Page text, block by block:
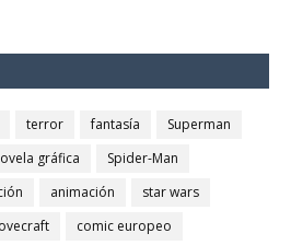
terror fantasía
Superman
gráfica
Spider-Man
animación
star wars
comic europeo